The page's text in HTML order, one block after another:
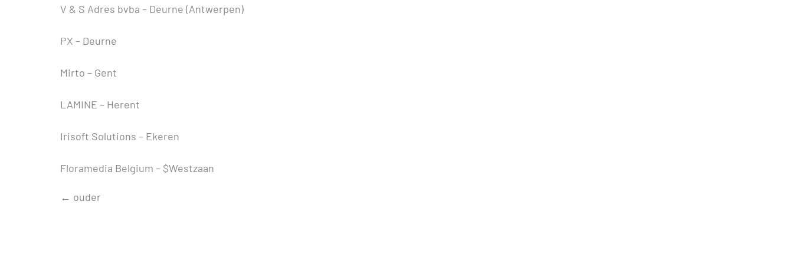
V & S Adres bvba – Deurne (Antwerpen)
PX – Deurne
Mirto – Gent
LAMINE – Herent
Irisoft Solutions – Ekeren
Floramedia Belgium – $Westzaan
← ouder